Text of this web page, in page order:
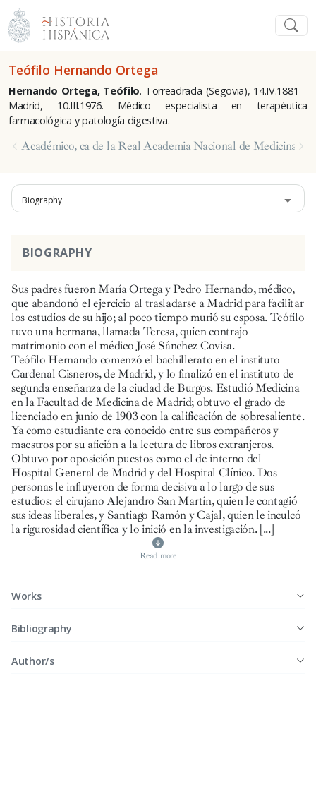
Teófilo Hernando Ortega
Hernando Ortega, Teófilo. Torreadrada (Segovia), 14.IV.1881 –
Madrid, 10.III.1976. Médico especialista en terapéutica
farmacológica y patología digestiva.
Académico, ca de la Real Academia Nacional de Medicina
Biography
BIOGRAPHY
Sus padres fueron María Ortega y Pedro Hernando, médico,
que abandonó el ejercicio al trasladarse a Madrid para facilitar
los estudios de su hijo; al poco tiempo murió su esposa. Teófilo
tuvo una hermana, llamada Teresa, quien contrajo
matrimonio con el médico José Sánchez Covisa.
Teófilo Hernando comenzó el bachillerato en el instituto
Cardenal Cisneros, de Madrid, y lo finalizó en el instituto de
segunda enseñanza de la ciudad de Burgos. Estudió Medicina
en la Facultad de Medicina de Madrid; obtuvo el grado de
licenciado en junio de 1903 con la calificación de sobresaliente.
Ya como estudiante era conocido entre sus compañeros y
maestros por su afición a la lectura de libros extranjeros.
Obtuvo por oposición puestos como el de interno del
Hospital General de Madrid y del Hospital Clínico. Dos
personas le influyeron de forma decisiva a lo largo de sus
estudios: el cirujano Alejandro San Martín, quien le contagió
sus ideas liberales, y Santiago Ramón y Cajal, quien le inculcó
la rigurosidad científica y lo inició en la investigación.[...]
Read more
Works
Bibliography
Author/s